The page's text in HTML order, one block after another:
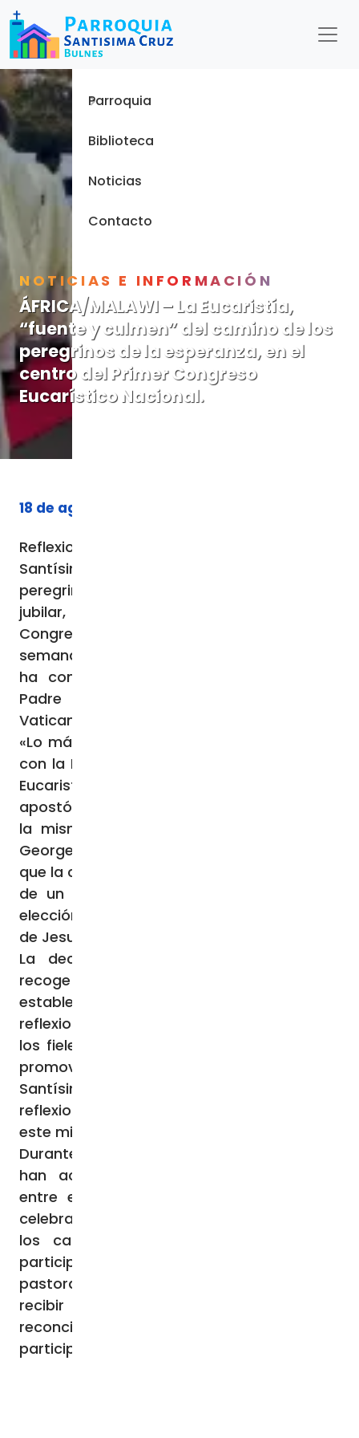
NOTICIAS E INFORMACIÓN
ÁFRICA/MALAWI – La Eucaristía,
“fuente y culmen” del camino de los
peregrinos de la esperanza, en el
centro del Primer Congreso
Eucarístico Nacional.
18 de agosto de 2025
Reflexionar y orar sobre la centralidad del
Santísimo Sacramento en la vida de los
peregrinos de la esperanza, en este año
jubilar, ha sido el objetivo del Primer
Congreso Eucarístico Nacional, celebrado la
semana pasada en Lilongwe. El encuentro
ha contado con la bendición del Santo
Padre a través del Secretario de Estado
Vaticano, cardenal Pietro Parolin.
«Lo más importante no es lo que hacemos
con la Eucaristía, sino lo que somos con la
Eucaristía», ha afirmado el nuncio
apostólico, el arzobispo Gian Luca Perici. En
la misma línea, el arzobispo de Lilongwe,
George Desmond Tambala, ha subrayado
que la centralidad de la Eucaristía en la vida
de un cristiano no es una opción ni una
elección personal, sino un mandato directo
de Jesucristo.
La declaración final del Congreso, que
recoge las seis ponencias presentadas,
establece como prioridades: difundir las
reflexiones y frutos del encuentro a todos
los fieles en todos los niveles de la Iglesia;
promover una devoción más profunda al
Santísimo Sacramento, y fomentar
reflexiones y catequesis continuas sobre
este misterio.
Durante el evento, los delegados también
han acordado una serie de propósitos,
entre ellos, cuidar la preparación de las
celebraciones litúrgicas, comenzando por
los cantos que ayuden a los fieles a
participar activamente, y prestar atención
pastoral a los bautizados que no pueden
recibir los sacramentos, para que puedan
reconciliarse y regresar a la plena
participación sacramental.
Menu
Inicio
Parroquia
Biblioteca
Noticias
Contacto